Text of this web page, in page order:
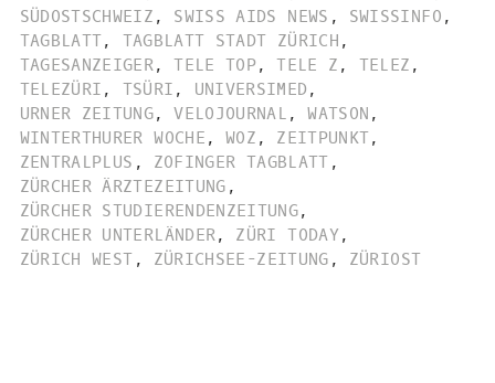
SÜDOSTSCHWEIZ , SWISS AIDS NEWS , SWISSINFO ,
TAGBLATT, TAGBLATT STADT ZÜRICH ,
TAGESANZEIGER, TELE TOP, TELE Z , TELEZ ,
TELEZÜRI , TSÜRI , UNIVERSIMED ,
URNER ZEITUNG, VELOJOURNAL , WATSON ,
WINTERTHURER WOCHE , WOZ , ZEITPUNKT,
ZENTRALPLUS , ZOFINGER TAGBLATT ,
ZÜRCHER ÄRZTEZEITUNG ,
ZÜRCHER STUDIERENDENZEITUNG,
ZÜRCHER UNTERLÄNDER, ZÜRI TODAY,
ZÜRICH WEST , ZÜRICHSEE-ZEITUNG , ZÜRIOST